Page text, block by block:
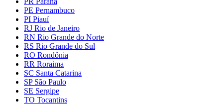
PE Pernambuco
PI Piauí
RJ Rio de Janeiro
RN Rio Grande do Norte
RS Rio Grande do Sul
RO Rondônia
RR Roraima
SC Santa Catarina
SP São Paulo
SE Sergipe
TO Tocantins